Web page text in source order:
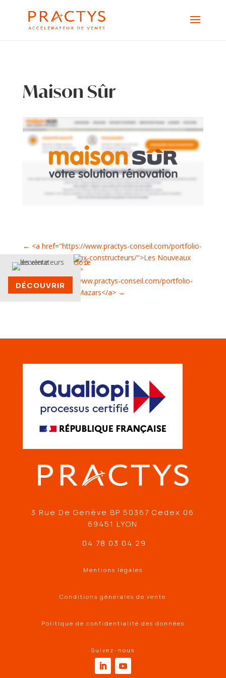
Maison Sûr
← <a href="https://www.practys-conseil.com/portfolio-
items/les-nouveaux-constructeurs/">Les Nouveaux
Constructeurs</a>
<a href="https://www.practys-conseil.com/portfolio-
items/mazars/">Mazars</a>→
3 Rue De Genève BP 50367 Cedex 06
69451 LYON
04 78 03 04 29
Mentions légales
Conditions générales de vente
Politique de confidentialité des données
Suivez-nous
DÉCOUVRIR